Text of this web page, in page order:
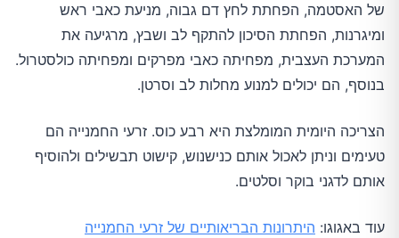
של האסטמה, הפחתת לחץ דם גבוה, מניעת כאבי ראש
ומיגרנות, הפחתת הסיכון להתקף לב ושבץ, מרגיעה את
המערכת העצבית, מפחיתה כאבי מפרקים ומפחיתה כולסטרול.
בנוסף, הם יכולים למנוע מחלות לב וסרטן.
הצריכה היומית המומלצת היא רבע כוס. זרעי החמנייה הם
טעימים וניתן לאכול אותם כנישנוש, קישוט תבשילים ולהוסיף
אותם לדגני בוקר וסלטים.
עוד באגוגו: היתרונות הבריאותיים של זרעי החמנייה